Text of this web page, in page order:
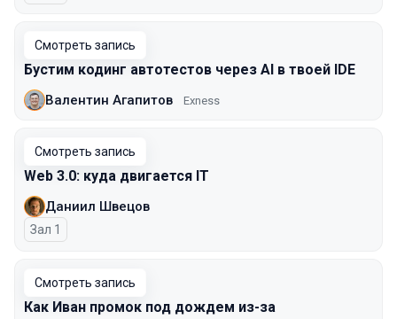
Смотреть запись
Бустим кодинг автотестов через AI в твоей IDE
Валентин Агапитов Exness
Смотреть запись
Web 3.0: куда двигается IT
Даниил Швецов
Зал 1
Смотреть запись
Как Иван промок под дождем из-за